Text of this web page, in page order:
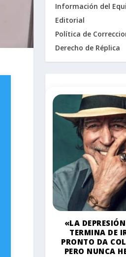
Información del
Editorial
Política de
Derecho de Réplica
«LA
TERMINA DE
PRONTO DA
PERO NUNCA